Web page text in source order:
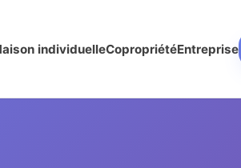
individuelleCopropriétéEntreprise